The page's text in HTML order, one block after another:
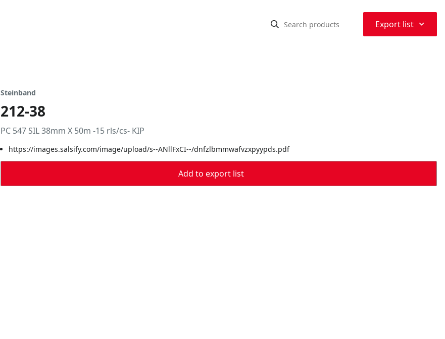
Export list ⌃
Steinband
212-38
PC 547 SIL 38mm X 50m -15 rls/cs- KIP
https://images.salsify.com/image/upload/s--ANllFxCI--/dnfzlbmmwafvzxpyypds.pdf
Add to export list